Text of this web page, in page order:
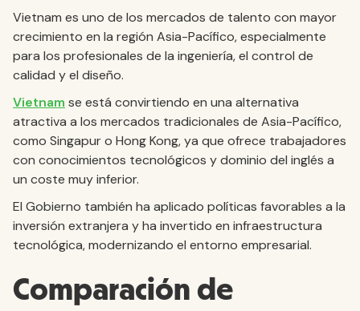
Vietnam es uno de los mercados de talento con mayor
crecimiento en la región Asia-Pacífico, especialmente
para los profesionales de la ingeniería, el control de
calidad y el diseño.
Vietnam se está convirtiendo en una alternativa
atractiva a los mercados tradicionales de Asia-Pacífico,
como Singapur o Hong Kong, ya que ofrece trabajadores
con conocimientos tecnológicos y dominio del inglés a
un coste muy inferior.
El Gobierno también ha aplicado políticas favorables a la
inversión extranjera y ha invertido en infraestructura
tecnológica, modernizando el entorno empresarial.
Comparación de